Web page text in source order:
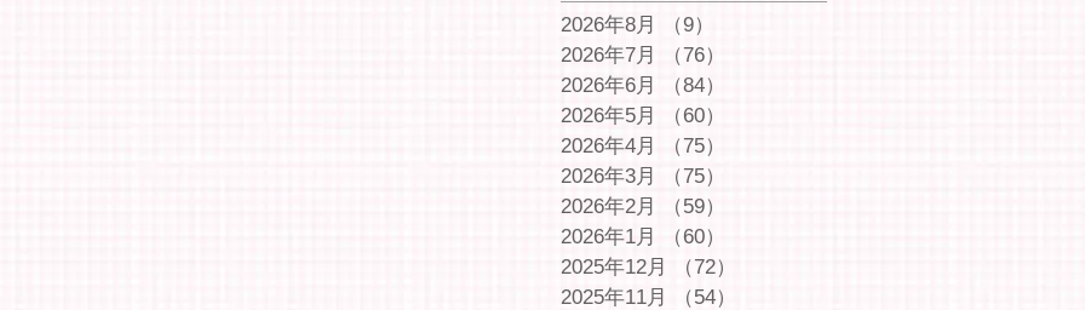
2026年8月 （9）
2026年7月
（76）
2026年6月
（84）
2026年5月
（60）
2026年4月
（75）
2026年3月
（75）
2026年2月
（59）
2026年1月
（60）
2025年12月
（72）
2025年11月
（54）